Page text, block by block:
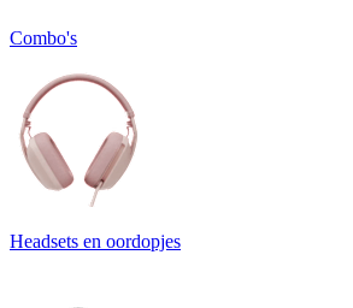
Combo's
Headsets en oordopjes